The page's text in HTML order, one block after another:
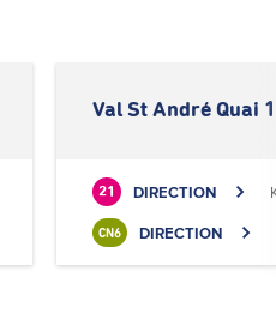
Val St André Quai 1
21 DIRECTION
CN6 DIRECTION